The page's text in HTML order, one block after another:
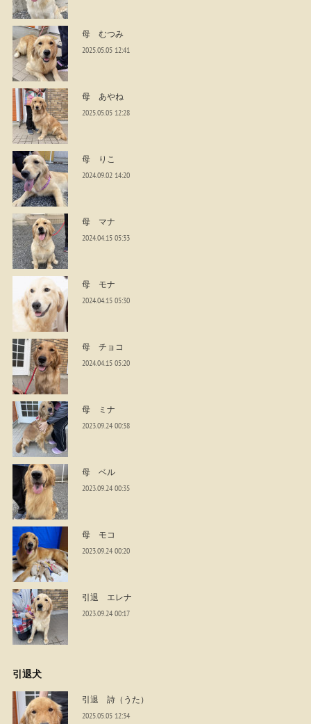
母 むつみ
2025.05.05 12:41
母 あやね
2025.05.05 12:28
母 りこ
2024.09.02 14:20
母 マナ
2024.04.15 05:33
母 モナ
2024.04.15 05:30
母 チョコ
2024.04.15 05:20
母 ミナ
2023.09.24 00:38
母 ベル
2023.09.24 00:35
母 モコ
2023.09.24 00:20
引退 エレナ
2023.09.24 00:17
引退犬
引退 詩（うた）
2025.05.05 12:34